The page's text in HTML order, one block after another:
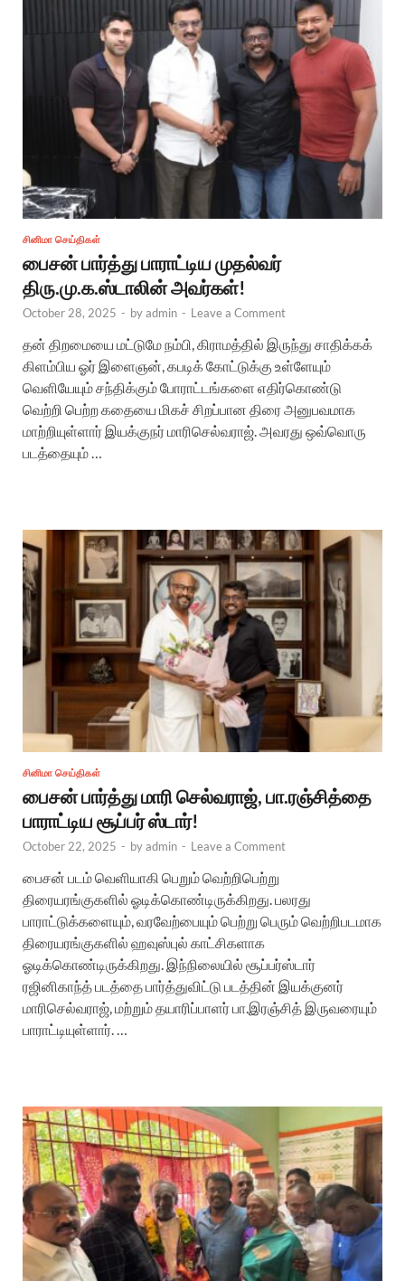
சினிமா செய்திகள்
பைசன் பார்த்து பாராட்டிய முதல்வர்
திரு.மு.க.ஸ்டாலின் அவர்கள்!
October 28, 2025 - byadmin - Leave a Comment
தன் திறமையை மட்டுமே நம்பி, கிராமத்தில் இருந்து சாதிக்கக்
கிளம்பிய ஓர் இளைஞன், கபடிக் கோட்டுக்கு உள்ளேயும்
வெளியேயும் சந்திக்கும் போராட்டங்களை எதிர்கொண்டு
வெற்றி பெற்ற கதையை மிகச் சிறப்பான திரை அனுபவமாக
மாற்றியுள்ளார் இயக்குநர் மாரிசெல்வராஜ். அவரது ஒவ்வொரு
படத்தையும் …
சினிமா செய்திகள்
பைசன் பார்த்து மாரி செல்வராஜ், பா.ரஞ்சித்தை
பாராட்டிய சூப்பர் ஸ்டார்!
October 22, 2025 - byadmin - Leave a Comment
பைசன் படம் வெளியாகி பெறும் வெற்றிபெற்று
திரையரங்குகளில் ஓடிக்கொண்டிருக்கிறது. பலரது
பாராட்டுக்களையும், வரவேற்பையும் பெற்று பெரும் வெற்றிபடமாக
திரையரங்குகளில் ஹவுஸ்புல் காட்சிகளாக
ஓடிக்கொண்டிருக்கிறது. இந்நிலையில் சூப்பர்ஸ்டார்
ரஜினிகாந்த் படத்தை பார்த்துவிட்டு படத்தின் இயக்குனர்
மாரிசெல்வராஜ், மற்றும் தயாரிப்பாளர் பா.இரஞ்சித் இருவரையும்
பாராட்டியுள்ளார். …